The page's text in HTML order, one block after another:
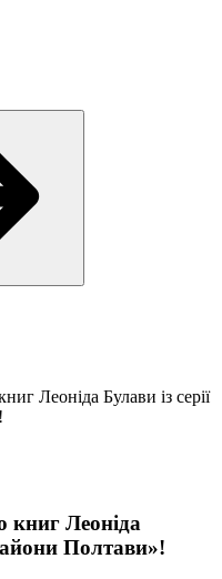
Леоніда Булави із серії
книг Леоніда
Полтави»!